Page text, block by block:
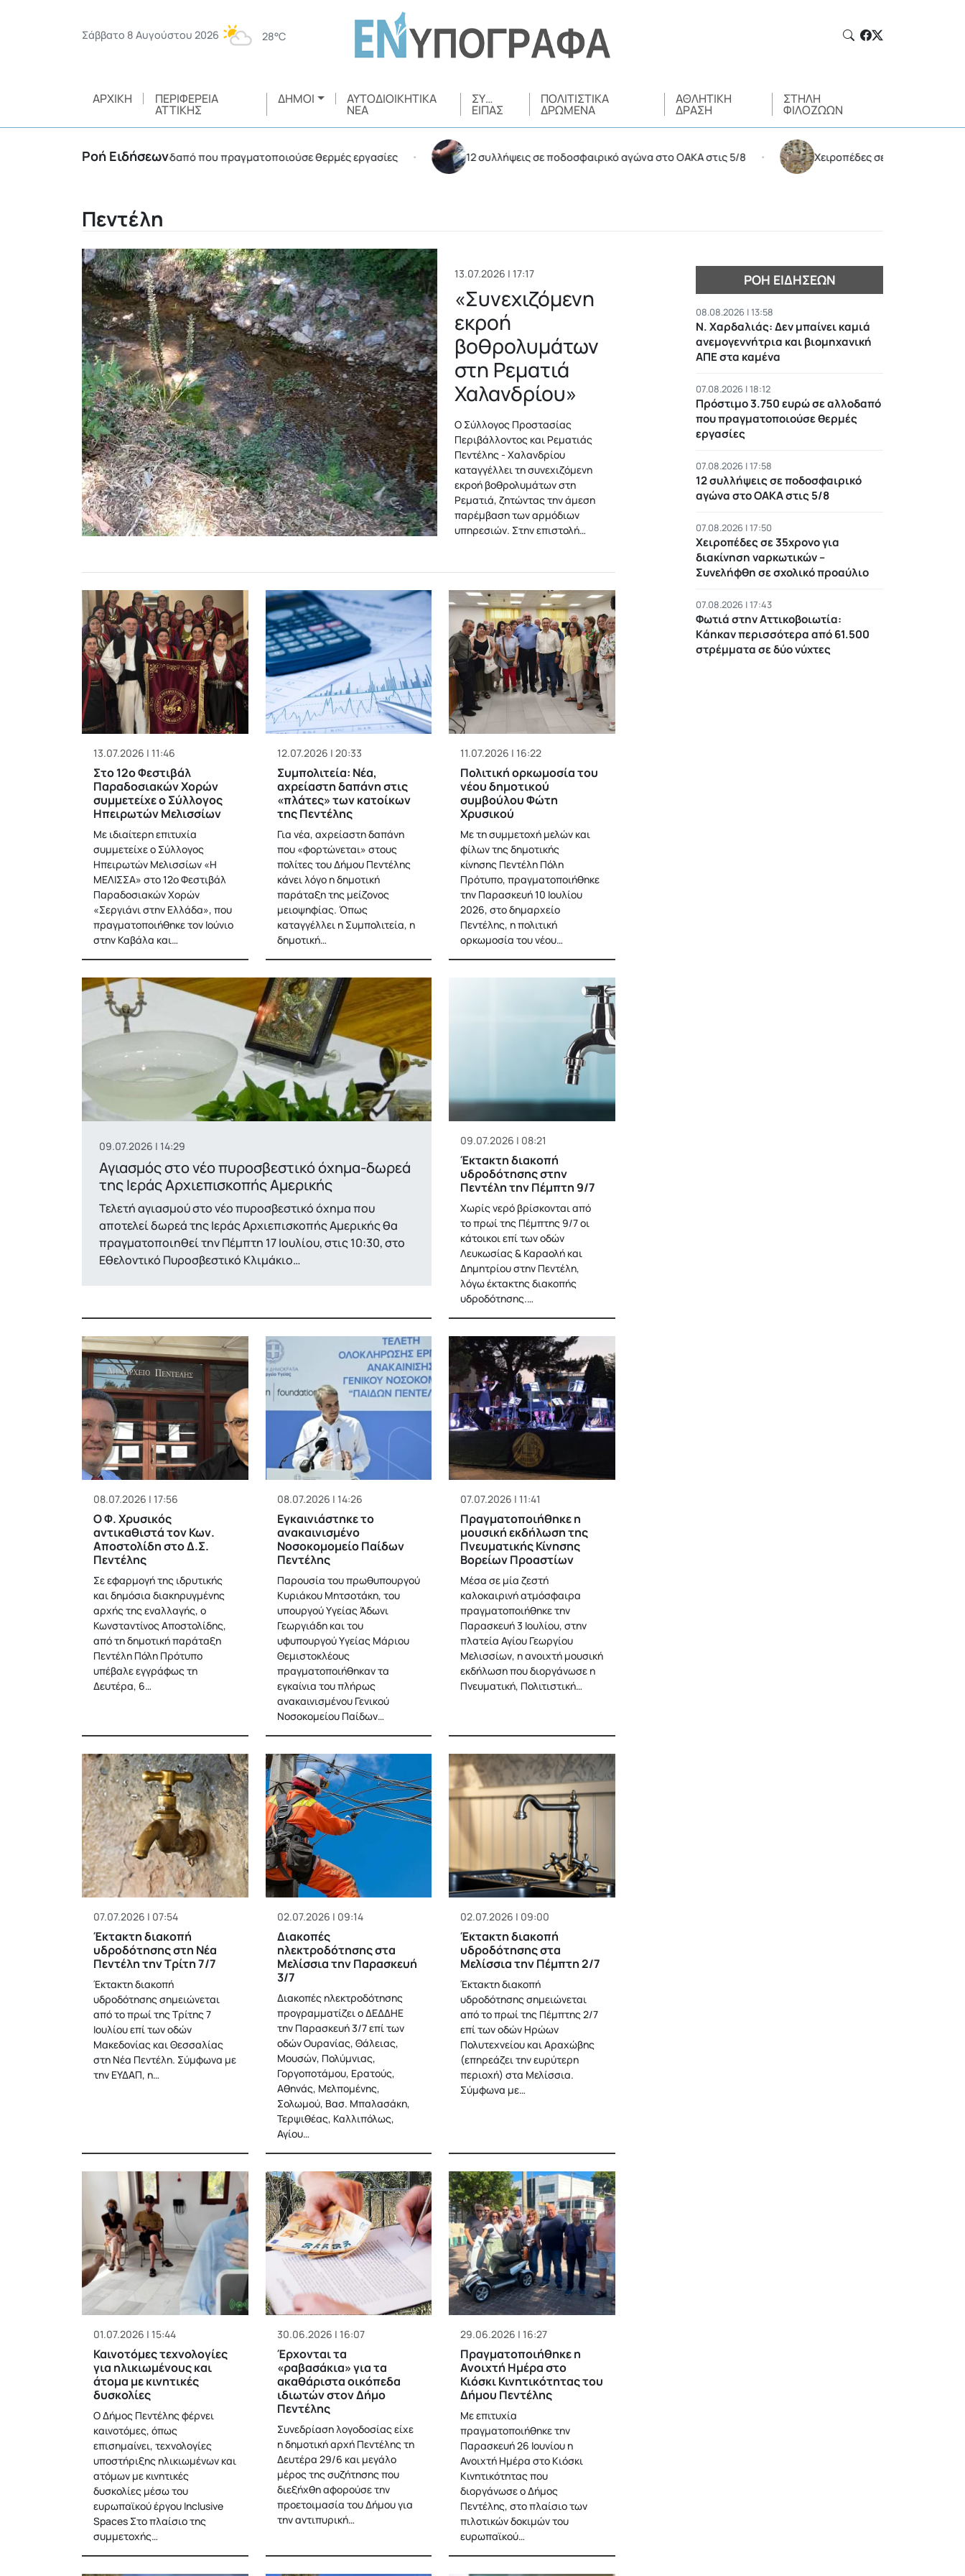
Σάββατο 8 Αυγούστου 2026 28°C
ΑΡΧΙΚΉ ΠΕΡΙΦΈΡΕΙΑ
ΑΤΤΙΚΉΣ
ΔΉΜΟΙ ΑΥΤΟΔΙΟΙΚΗΤΙΚΆ
ΝΈΑ
ΣΥ…
ΕΊΠΑΣ
ΠΟΛΙΤΙΣΤΙΚΆ
ΔΡΏΜΕΝΑ
ΑΘΛΗΤΙΚΉ
ΔΡΆΣΗ
ΣΤΉΛΗ
ΦΙΛΌΖΩΩΝ
Ροή Ειδήσεων
3.750 ευρώ σε αλλοδαπό που πραγματοποιούσε θερμές εργασίες • 12 συλλήψεις σε ποδοσφαιρικό αγώνα στο ΟΑΚΑ στις 5/8 • Χειροπέδες σε 35χρονο για διακίνηση
Πεντέλη
13.07.2026 | 17:17
«Συνεχιζόμενη
εκροή
βοθρολυμάτων
στη Ρεματιά
Χαλανδρίου»
Ο Σύλλογος Προστασίας
Περιβάλλοντος και Ρεματιάς
Πεντέλης - Χαλανδρίου
καταγγέλλει τη συνεχιζόμενη
εκροή βοθρολυμάτων στη
Ρεματιά, ζητώντας την άμεση
παρέμβαση των αρμόδιων
υπηρεσιών. Στην επιστολή…
13.07.2026 | 11:46
Στο 12ο Φεστιβάλ
Παραδοσιακών Χορών
συμμετείχε ο Σύλλογος
Ηπειρωτών Μελισσίων
Με ιδιαίτερη επιτυχία
συμμετείχε ο Σύλλογος
Ηπειρωτών Μελισσίων «Η
ΜΕΛΙΣΣΑ» στο 12ο Φεστιβάλ
Παραδοσιακών Χορών
«Σεργιάνι στην Ελλάδα», που
πραγματοποιήθηκε τον Ιούνιο
στην Καβάλα και…
12.07.2026 | 20:33
Συμπολιτεία: Νέα,
αχρείαστη δαπάνη στις
«πλάτες» των κατοίκων
της Πεντέλης
Για νέα, αχρείαστη δαπάνη
που «φορτώνεται» στους
πολίτες του Δήμου Πεντέλης
κάνει λόγο η δημοτική
παράταξη της μείζονος
μειοψηφίας. Όπως
καταγγέλλει η Συμπολιτεία, η
δημοτική…
11.07.2026 | 16:22
Πολιτική ορκωμοσία του
νέου δημοτικού
συμβούλου Φώτη
Χρυσικού
Με τη συμμετοχή μελών και
φίλων της δημοτικής
κίνησης Πεντέλη Πόλη
Πρότυπο, πραγματοποιήθηκε
την Παρασκευή 10 Ιουλίου
2026, στο δημαρχείο
Πεντέλης, η πολιτική
ορκωμοσία του νέου…
09.07.2026 | 14:29
Αγιασμός στο νέο πυροσβεστικό όχημα-δωρεά
της Ιεράς Αρχιεπισκοπής Αμερικής
Τελετή αγιασμού στο νέο πυροσβεστικό όχημα που
αποτελεί δωρεά της Ιεράς Αρχιεπισκοπής Αμερικής θα
πραγματοποιηθεί την Πέμπτη 17 Ιουλίου, στις 10:30, στο
Εθελοντικό Πυροσβεστικό Κλιμάκιο…
09.07.2026 | 08:21
Έκτακτη διακοπή
υδροδότησης στην
Πεντέλη την Πέμπτη 9/7
Χωρίς νερό βρίσκονται από
το πρωί της Πέμπτης 9/7 οι
κάτοικοι επί των οδών
Λευκωσίας & Καραολή και
Δημητρίου στην Πεντέλη,
λόγω έκτακτης διακοπής
υδροδότησης.…
08.07.2026 | 17:56
Ο Φ. Χρυσικός
αντικαθιστά τον Κων.
Αποστολίδη στο Δ.Σ.
Πεντέλης
Σε εφαρμογή της ιδρυτικής
και δημόσια διακηρυγμένης
αρχής της εναλλαγής, ο
Κωνσταντίνος Αποστολίδης,
από τη δημοτική παράταξη
Πεντέλη Πόλη Πρότυπο
υπέβαλε εγγράφως τη
Δευτέρα, 6…
08.07.2026 | 14:26
Εγκαινιάστηκε το
ανακαινισμένο
Νοσοκομομείο Παίδων
Πεντέλης
Παρουσία του πρωθυπουργού
Κυριάκου Μητσοτάκη, του
υπουργού Υγείας Άδωνι
Γεωργιάδη και του
υφυπουργού Υγείας Μάριου
Θεμιστοκλέους
πραγματοποιήθηκαν τα
εγκαίνια του πλήρως
ανακαινισμένου Γενικού
Νοσοκομείου Παίδων…
07.07.2026 | 11:41
Πραγματοποιήθηκε η
μουσική εκδήλωση της
Πνευματικής Κίνησης
Βορείων Προαστίων
Μέσα σε μία ζεστή
καλοκαιρινή ατμόσφαιρα
πραγματοποιήθηκε την
Παρασκευή 3 Ιουλίου, στην
πλατεία Αγίου Γεωργίου
Μελισσίων, η ανοιχτή μουσική
εκδήλωση που διοργάνωσε η
Πνευματική, Πολιτιστική…
07.07.2026 | 07:54
Έκτακτη διακοπή
υδροδότησης στη Νέα
Πεντέλη την Τρίτη 7/7
Έκτακτη διακοπή
υδροδότησης σημειώνεται
από το πρωί της Τρίτης 7
Ιουλίου επί των οδών
Μακεδονίας και Θεσσαλίας
στη Νέα Πεντέλη. Σύμφωνα με
την ΕΥΔΑΠ, η…
02.07.2026 | 09:14
Διακοπές
ηλεκτροδότησης στα
Μελίσσια την Παρασκευή
3/7
Διακοπές ηλεκτροδότησης
προγραμματίζει ο ΔΕΔΔΗΕ
την Παρασκευή 3/7 επί των
οδών Ουρανίας, Θάλειας,
Μουσών, Πολύμνιας,
Γοργοποτάμου, Ερατούς,
Αθηνάς, Μελπομένης,
Σολωμού, Βασ. Μπαλασάκη,
Τερψιθέας, Καλλιπόλως,
Αγίου…
02.07.2026 | 09:00
Έκτακτη διακοπή
υδροδότησης στα
Μελίσσια την Πέμπτη 2/7
Έκτακτη διακοπή
υδροδότησης σημειώνεται
από το πρωί της Πέμπτης 2/7
επί των οδών Ηρώων
Πολυτεχνείου και Αραχώβης
(επηρεάζει την ευρύτερη
περιοχή) στα Μελίσσια.
Σύμφωνα με…
01.07.2026 | 15:44
Καινοτόμες τεχνολογίες
για ηλικιωμένους και
άτομα με κινητικές
δυσκολίες
Ο Δήμος Πεντέλης φέρνει
καινοτόμες, όπως
επισημαίνει, τεχνολογίες
υποστήριξης ηλικιωμένων και
ατόμων με κινητικές
δυσκολίες μέσω του
ευρωπαϊκού έργου Inclusive
Spaces Στο πλαίσιο της
συμμετοχής…
30.06.2026 | 16:07
Έρχονται τα
«ραβασάκια» για τα
ακαθάριστα οικόπεδα
ιδιωτών στον Δήμο
Πεντέλης
Συνεδρίαση λογοδοσίας είχε
η δημοτική αρχή Πεντέλης τη
Δευτέρα 29/6 και μεγάλο
μέρος της συζήτησης που
διεξήχθη αφορούσε την
προετοιμασία του Δήμου για
την αντιπυρική…
29.06.2026 | 16:27
Πραγματοποιήθηκε η
Ανοιχτή Ημέρα στο
Κιόσκι Κινητικότητας του
Δήμου Πεντέλης
Με επιτυχία
πραγματοποιήθηκε την
Παρασκευή 26 Ιουνίου η
Ανοιχτή Ημέρα στο Κιόσκι
Κινητικότητας που
διοργάνωσε ο Δήμος
Πεντέλης, στο πλαίσιο των
πιλοτικών δοκιμών του
ευρωπαϊκού…
ΡΟΉ ΕΙΔΉΣΕΩΝ
08.08.2026 | 13:58
Ν. Χαρδαλιάς: Δεν μπαίνει καμιά
ανεμογεννήτρια και βιομηχανική
ΑΠΕ στα καμένα
07.08.2026 | 18:12
Πρόστιμο 3.750 ευρώ σε αλλοδαπό
που πραγματοποιούσε θερμές
εργασίες
07.08.2026 | 17:58
12 συλλήψεις σε ποδοσφαιρικό
αγώνα στο ΟΑΚΑ στις 5/8
07.08.2026 | 17:50
Χειροπέδες σε 35χρονο για
διακίνηση ναρκωτικών –
Συνελήφθη σε σχολικό προαύλιο
07.08.2026 | 17:43
Φωτιά στην Αττικοβοιωτία:
Kάηκαν περισσότερα από 61.500
στρέμματα σε δύο νύχτες